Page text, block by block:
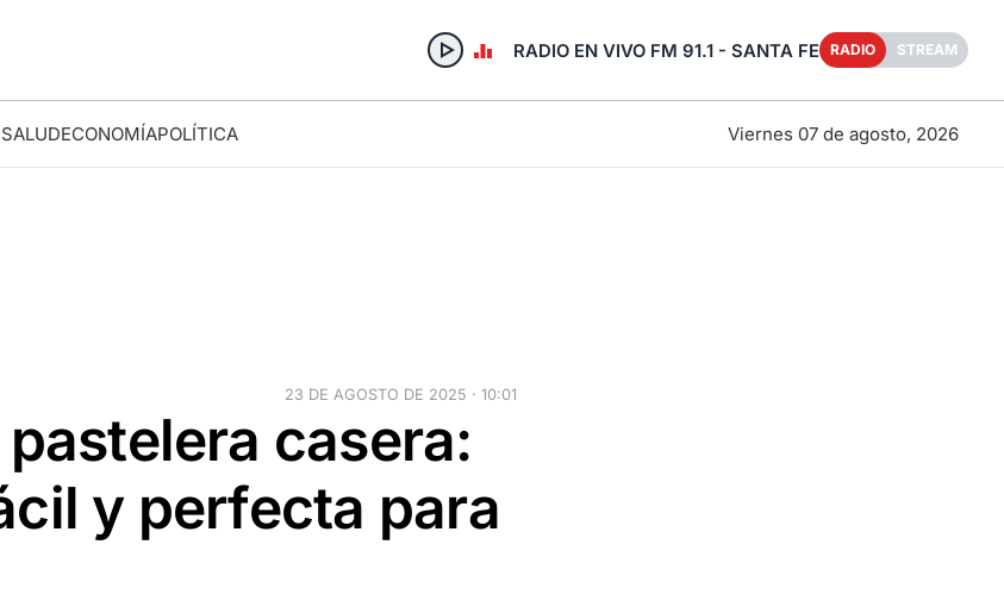
RADIO EN VIVO FM 91.1 - SANTA FE RADIO STREAM
SALUDECONOMÍAPOLÍTICA Viernes 07 de agosto, 2026
23 DE AGOSTO DE 2025 · 10:01
casera:
y perfecta para